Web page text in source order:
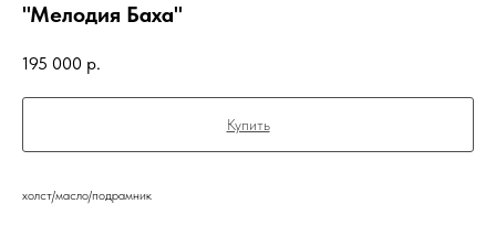
"Мелодия Баха"
195 000 р.
Купить
холст/масло/подрамник